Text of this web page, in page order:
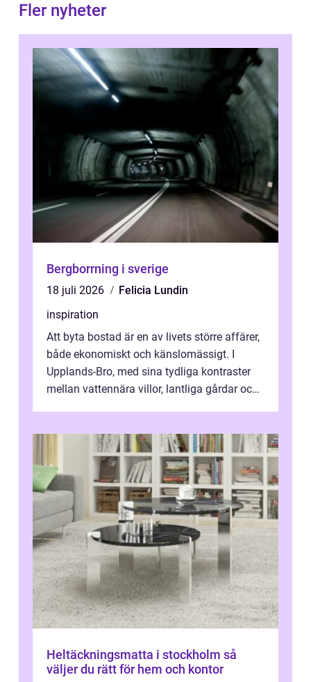
Fler nyheter
Bergborrning i sverige
18 juli 2026
Felicia Lundin
inspiration
Att byta bostad är en av livets större affärer,
både ekonomiskt och känslomässigt. I
Upplands-Bro, med sina tydliga kontraster
mellan vattennära villor, lantliga gårdar och
Heltäckningsmatta i stockholm så
väljer du rätt för hem och kontor